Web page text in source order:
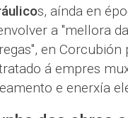
s, aínda en
a "mellora
en
á empres
e enerxía